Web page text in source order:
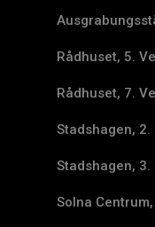
Rådhuset, 5.
Rådhuset, 7.
Stadshagen,
Stadshagen, 3.
Solna